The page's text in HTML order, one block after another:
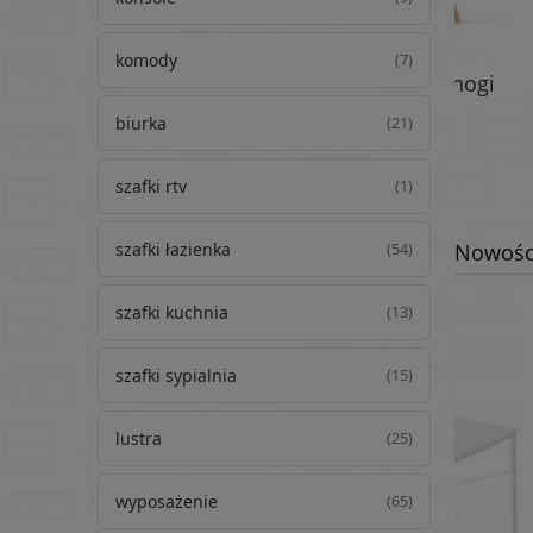
komody (7)
biurka (21)
szafki rtv (1)
szafki łazienka (54)
szafki kuchnia (13)
szafki sypialnia (15)
lustra (25)
wyposażenie (65)